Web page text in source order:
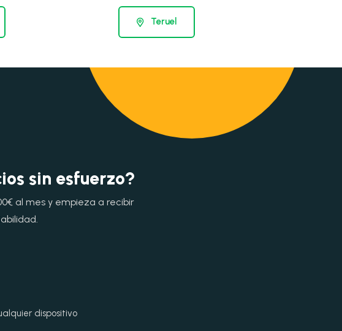
Teruel
sin esfuerzo?
al mes y empieza a recibir
dispositivo